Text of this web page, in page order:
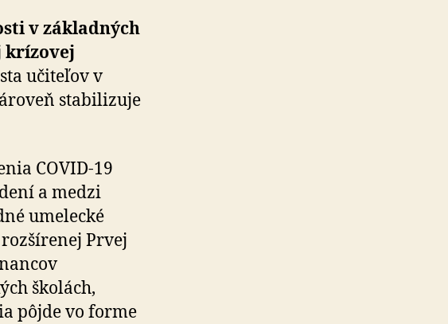
v základných
krízovej
učiteľov v
stabilizuje
COVID-19
a medzi
umelecké
Prvej
školách,
pôjde vo forme